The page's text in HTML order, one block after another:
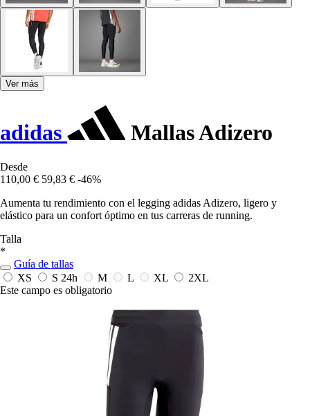
Ver más
adidas Mallas Adizero
Desde
110,00 € 59,83 € -46%
Aumenta tu rendimiento con el legging adidas Adizero, ligero y
elástico para un confort óptimo en tus carreras de running.
Talla
*
Guía de tallas
XS
S 24h M L XL
2XL
Este campo es obligatorio